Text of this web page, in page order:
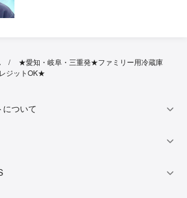
★愛知・岐阜・三重発★ファミリー用冷蔵庫
ジットOK★
について